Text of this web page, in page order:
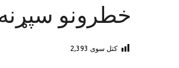
خطرونو
کتل سوی 2,393